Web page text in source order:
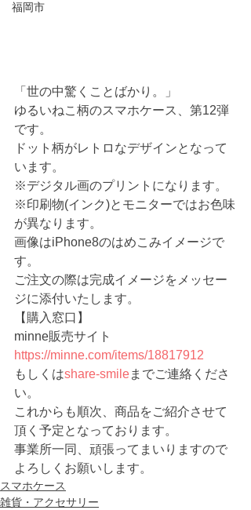
福岡市
「世の中驚くことばかり。」
ゆるいねこ柄のスマホケース、第12弾
です。
ドット柄がレトロなデザインとなって
います。
※デジタル画のプリントになります。
※印刷物(インク)とモニターではお色味
が異なります。
画像はiPhone8のはめこみイメージで
す。
ご注文の際は完成イメージをメッセー
ジに添付いたします。
【購入窓口】
minne販売サイト
https://minne.com/items/18817912
もしくはshare-smileまでご連絡くださ
い。
これからも順次、商品をご紹介させて
頂く予定となっております。
事業所一同、頑張ってまいりますので
よろしくお願いします。
スマホケース
雑貨・アクセサリー